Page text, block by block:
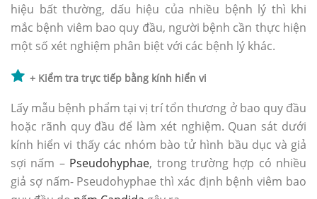
hiệu bất thường, dấu hiệu của nhiều bệnh lý thì khi
mắc bệnh viêm bao quy đầu, người bệnh cần thực hiện
một số xét nghiệm phân biệt với các bệnh lý khác.
+ Kiểm tra trực tiếp bằng kính hiển vi
Lấy mẫu bệnh phẩm tại vị trí tổn thương ở bao quy đầu
hoặc rãnh quy đầu để làm xét nghiệm. Quan sát dưới
kính hiển vi thấy các nhóm bào tử hình bầu dục và giả
sợi nấm – Pseudohyphae, trong trường hợp có nhiều
giả sợ nấm- Pseudohyphae thì xác định bệnh viêm bao